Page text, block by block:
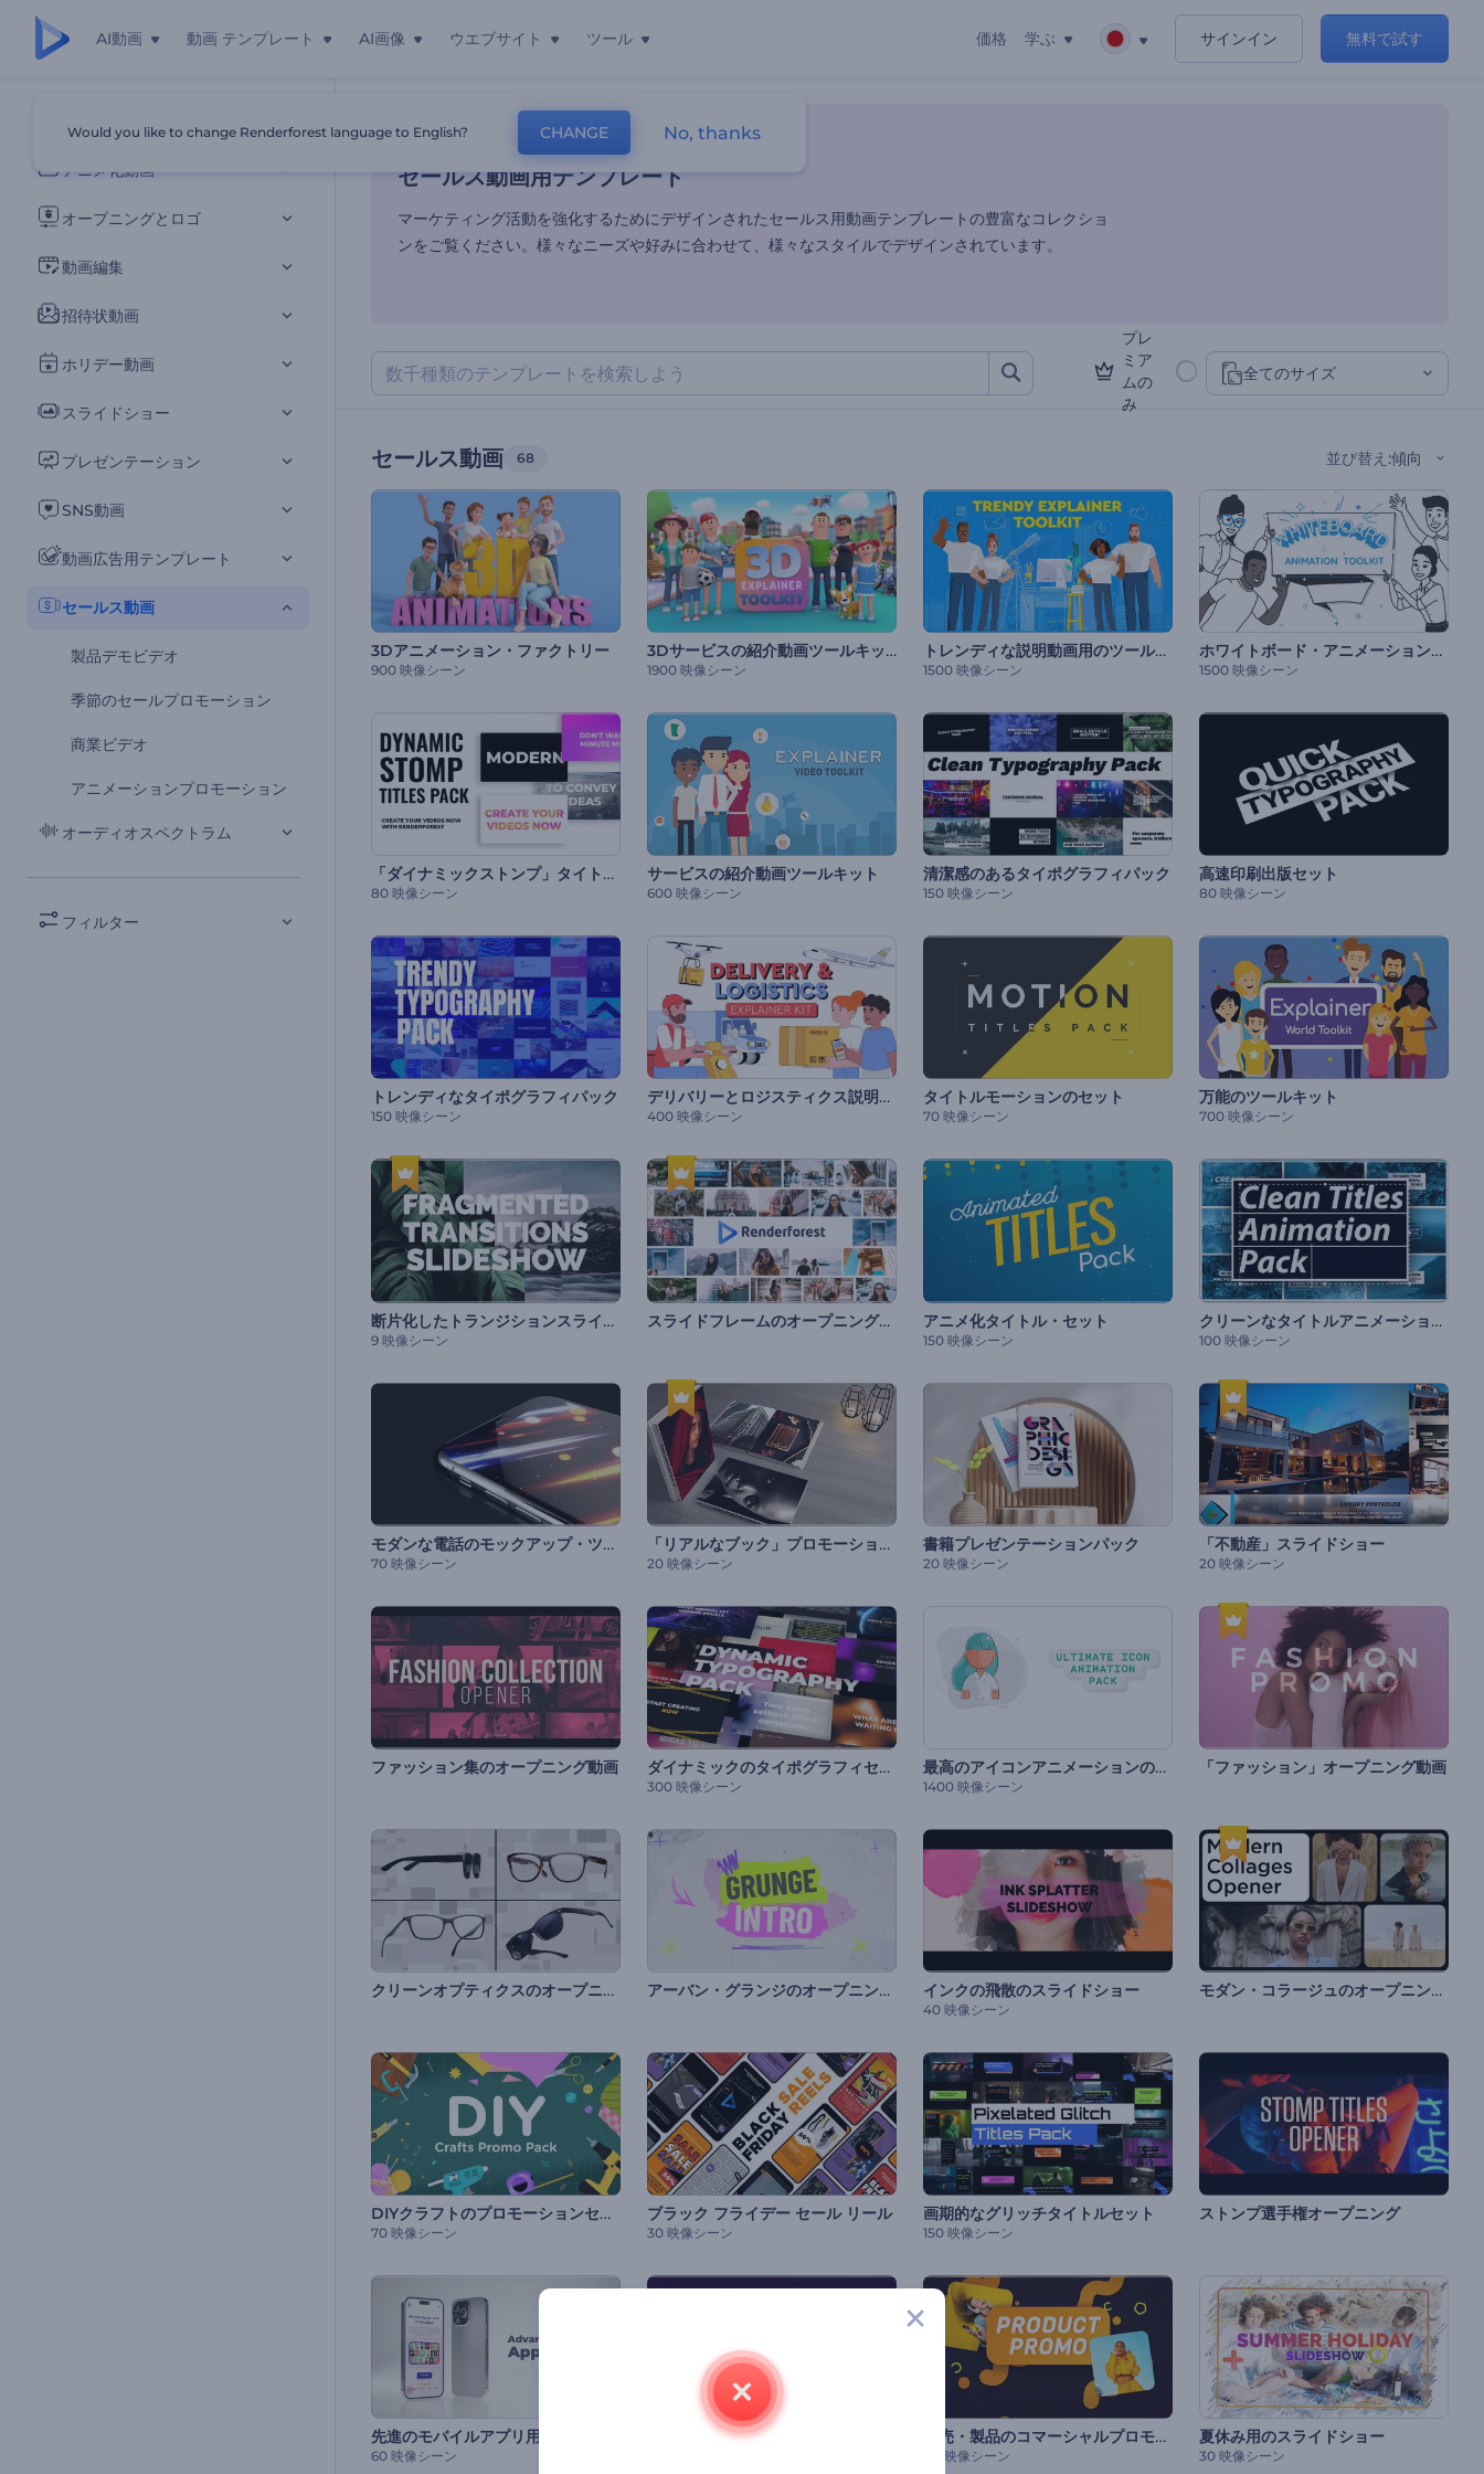
AI動画 動画 テンプレート AI画像 ウエブサイト ツール 価格 学ぶ サインイン 無料で試す
すべてのテンプレート
アニメ化動画
オープニングとロゴ
動画編集
招待状動画
ホリデー動画
スライドショー
プレゼンテーション
SNS動画
動画広告用テンプレート
セールス動画
製品デモビデオ
季節のセールプロモーション
商業ビデオ
アニメーションプロモーション
オーディオスペクトラム
フィルター
セールス動画用テンプレート
ホーム テンプレート セールス動画
セールス動画用テンプレート
マーケティング活動を強化するためにデザインされたセールス用動画テンプレートの豊富なコレクショ
ンをご覧ください。様々なニーズや好みに合わせて、様々なスタイルでデザインされています。
プレ
ミア
ムの
み
全てのサイズ
セールス動画 68 並び替え :傾向
3Dアニメーション・ファクトリー
900 映像シーン
3Dサービスの紹介動画ツールキット
1900 映像シーン
トレンディな説明動画用のツールキット
1500 映像シーン
ホワイトボード・アニメーションのツールキット
1500 映像シーン
「ダイナミックストンプ」タイトル・セット
80 映像シーン
サービスの紹介動画ツールキット
600 映像シーン
清潔感のあるタイポグラフィパック
150 映像シーン
高速印刷出版セット
80 映像シーン
トレンディなタイポグラフィパック
150 映像シーン
デリバリーとロジスティクス説明セット
400 映像シーン
タイトルモーションのセット
70 映像シーン
万能のツールキット
700 映像シーン
断片化したトランジションスライドショー
9 映像シーン
スライドフレームのオープニング動画 アニメ化タイトル・セット
150 映像シーン
クリーンなタイトルアニメーションセット
100 映像シーン
モダンな電話のモックアップ・ツールキット
70 映像シーン
「リアルなブック」プロモーションビデオ
20 映像シーン
書籍プレゼンテーションパック
20 映像シーン
「不動産」スライドショー
20 映像シーン
ファッション集のオープニング動画 ダイナミックのタイポグラフィセット
300 映像シーン
最高のアイコンアニメーションのセット
1400 映像シーン
「ファッション」オープニング動画
クリーンオプティクスのオープニング動画 アーバン・グランジのオープニング動画 インクの飛散のスライドショー
40 映像シーン
モダン・コラージュのオープニング動画
DIYクラフトのプロモーションセット
70 映像シーン
ブラック フライデー セール リール
30 映像シーン
画期的なグリッチタイトルセット
150 映像シーン
ストンプ選手権オープニング
60 映像シーン
小売・製品のコマーシャルプロモーション
40 映像シーン
夏休み用のスライドショー
30 映像シーン
Would you like to change Renderforest language to English? CHANGE No, thanks